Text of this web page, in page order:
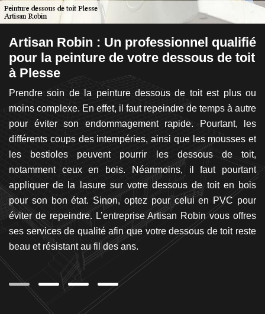
Artisan Robin : Un professionnel qualifié
pour la peinture de votre dessous de toit
à Plesse
Prendre soin de la peinture dessous de toit est plus ou
moins complexe. En effet, il faut repeindre de temps à autre
pour éviter son endommagement rapide. Pourtant, les
différents coups des intempéries, ainsi que les mousses et
les bestioles peuvent pourrir les dessous de toit,
notamment ceux en bois. Néanmoins, il faut pourtant
appliquer de la lasure sur votre dessous de toit en bois
pour son bon état. Sinon, optez pour celui en PVC pour
éviter de repeindre. L’entreprise Artisan Robin vous offres
ses services de qualité afin que votre dessous de toit reste
beau et résistant au fil des ans.